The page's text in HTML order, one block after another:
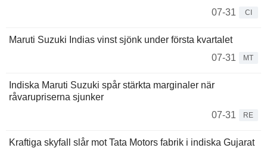
07-31
CI
Maruti Suzuki Indias vinst sjönk under första kvartalet
07-31
MT
Indiska Maruti Suzuki spår stärkta marginaler när
råvarupriserna sjunker
07-31
RE
Kraftiga skyfall slår mot Tata Motors fabrik i indiska Gujarat